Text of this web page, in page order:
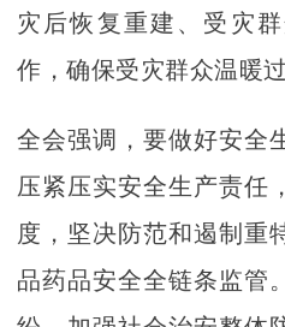
灾后恢复重建、受灾
作，确保受灾群众温暖过
全会强调，要做好安全
压紧压实安全生产责任
度，坚决防范和遏制重
品药品安全全链条监管